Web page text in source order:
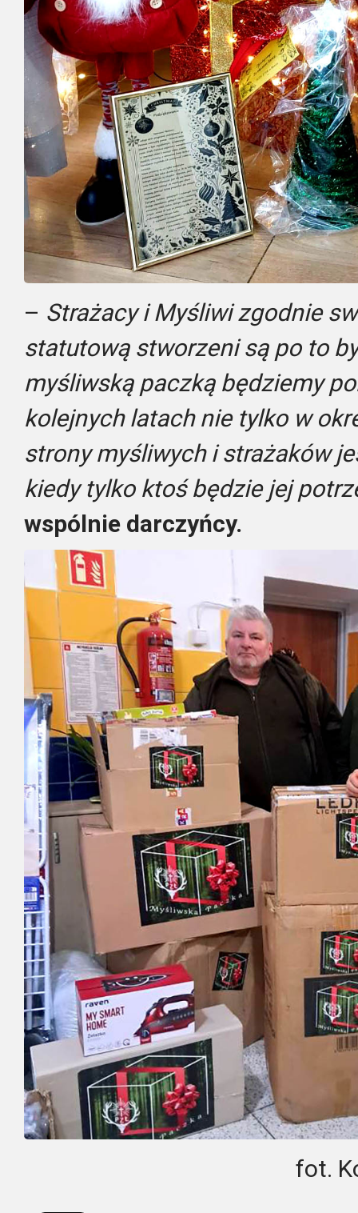
– Strażacy i Myśliwi zgodnie
statutową stworzeni są po to
myśliwską paczką będziemy
kolejnych latach nie tylko w
strony myśliwych i strażaków
kiedy tylko ktoś będzie jej
wspólnie darczyńcy.
fot.